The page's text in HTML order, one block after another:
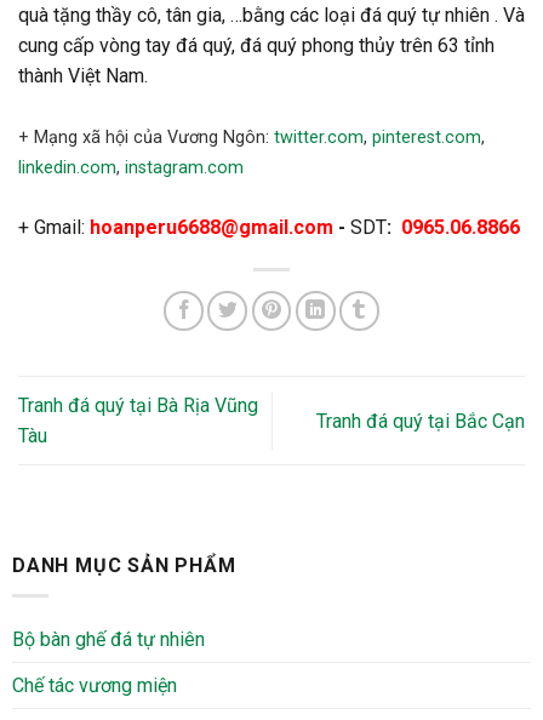
quà tặng thầy cô, tân gia, …bằng các loại đá quý tự nhiên . Và
cung cấp vòng tay đá quý, đá quý phong thủy trên 63 tỉnh
thành Việt Nam.
+ Mạng xã hội của Vương Ngôn: twitter.com, pinterest.com,
linkedin.com, instagram.com
+ Gmail: hoanperu6688@gmail.com - SDT: 0965.06.8866
Tranh đá quý tại Bà Rịa Vũng
Tàu
Tranh đá quý tại Bắc Cạn
DANH MỤC SẢN PHẨM
Bộ bàn ghế đá tự nhiên
Chế tác vương miện